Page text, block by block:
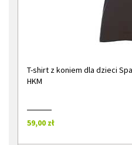
T-shirt z koniem dla dzieci
HKM
59,00 zł